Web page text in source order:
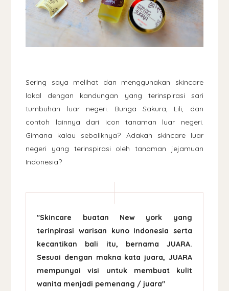
Sering saya melihat dan menggunakan skincare
lokal dengan kandungan yang terinspirasi sari
tumbuhan luar negeri. Bunga Sakura, Lili, dan
contoh lainnya dari icon tanaman luar negeri.
Gimana kalau sebaliknya? Adakah skincare luar
negeri yang terinspirasi oleh tanaman jejamuan
Indonesia?
"Skincare buatan New york yang
terinpirasi warisan kuno Indonesia serta
kecantikan bali itu, bernama JUARA.
Sesuai dengan makna kata juara, JUARA
mempunyai visi untuk membuat kulit
wanita menjadi pemenang / juara"